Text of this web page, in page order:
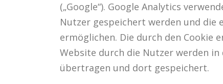
(„Google“). Google Analytics
Nutzer gespeichert werden und die
ermöglichen. Die durch den Cookie
Website durch die Nutzer werden in
übertragen und dort gespeichert.